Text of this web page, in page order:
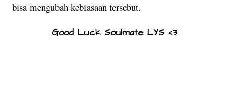
bisa mengubah kebiasaan tersebut.
Good Luck Soulmate LYS <3